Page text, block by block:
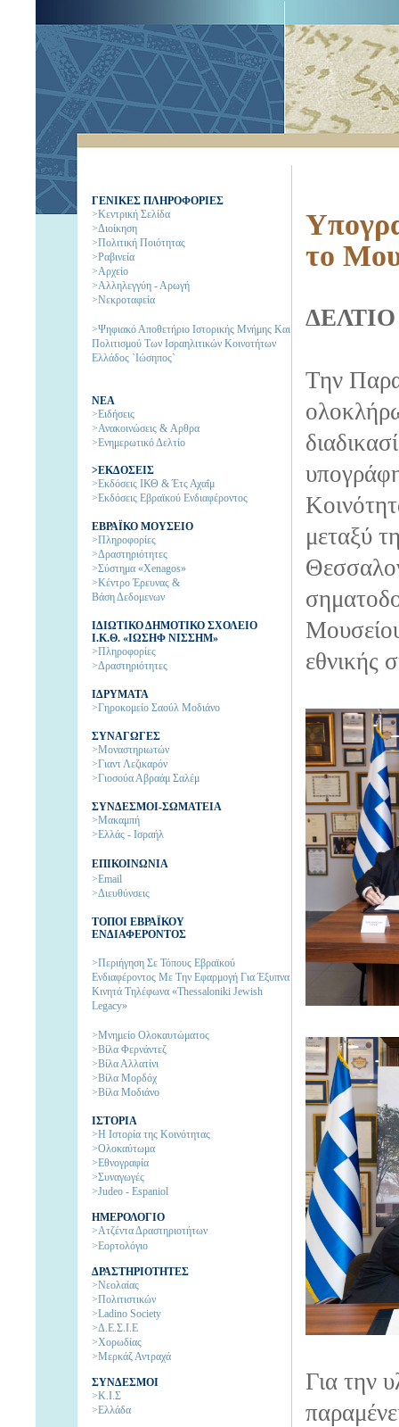
ΓΕΝΙΚΕΣ ΠΛΗΡΟΦΟΡΙΕΣ
>Κεντρική Σελίδα
>Διοίκηση
>Πολιτική Ποιότητας
>Ραβινεία
>Αρχείο
>Αλληλεγγύη - Αρωγή
>Νεκροταφεία
>Ψηφιακό Αποθετήριο Ιστορικής Μνήμης Και
Πολιτισμού Των Ισραηλιτικών Κοινοτήτων
Ελλάδος `Ιώσηπος`
NEA
>Ειδήσεις
>Ανακοινώσεις & Aρθρα
>Ενημερωτικό Δελτίο
>ΕΚΔΟΣΕΙΣ
>Εκδόσεις ΙΚΘ & Έτς Αχαΐμ
>Εκδόσεις Εβραϊκού Ενδιαφέροντος
EΒΡΑΪΚΟ ΜΟΥΣΕΙΟ
>Πληροφορίες
>Δραστηριότητες
>Σύστημα «Xenagos»
>Κέντρο Έρευνας &
Βάση Δεδομενων
ΙΔΙΩΤΙΚΟ ΔΗΜΟΤΙΚΟ ΣΧΟΛΕΙΟ
Ι.Κ.Θ. «ΙΩΣΗΦ ΝΙΣΣΗΜ»
>Πληροφορίες
>Δραστηριότητες
IΔΡΥΜΑΤΑ
>Γηροκομείο Σαούλ Μοδιάνο
ΣΥΝΑΓΩΓΕΣ
>Μοναστηριωτών
>Γιαντ Λεζικαρόν
>Γιοσούα Αβραάμ Σαλέμ
ΣΥΝΔΕΣΜΟΙ-ΣΩΜΑΤΕΙΑ
>Μακαμπή
>Ελλάς - Ισραήλ
ΕΠΙΚΟΙΝΩΝΙΑ
>Email
>Διευθύνσεις
ΤΟΠΟΙ ΕΒΡΑΪΚΟΥ
ΕΝΔΙΑΦΕΡΟΝΤΟΣ
>Περιήγηση Σε Τόπους Εβραϊκού
Ενδιαφέροντος Με Την Εφαρμογή Για Έξυπνα
Κινητά Τηλέφωνα «Thessaloniki Jewish
Legacy»
>Μνημείο Ολοκαυτώματος
>Βίλα Φερνάντεζ
>Βίλα Αλλατίνι
>Βίλα Μορδόχ
>Βίλα Μοδιάνο
ΙΣΤΟΡΙΑ
>H Ιστορία της Kοινότητας
>Ολοκαύτωμα
>Εθνογραφία
>Συναγωγές
>Judeo - Espaniol
ΗΜΕΡΟΛΟΓΙΟ
>Ατζέντα Δραστηριοτήτων
>Εορτολόγιο
ΔΡΑΣΤΗΡΙΟΤΗΤΕΣ
>Νεολαίας
>Πολιτιστικών
>Ladino Society
>Δ.Ε.Σ.Ι.Ε
>Χορωδίας
>Μερκάζ Αντραχά
ΣΥΝΔΕΣΜΟΙ
>Κ.Ι.Σ
>Ελλάδα
το
Την
μεταξύ
εθνικής
Για την